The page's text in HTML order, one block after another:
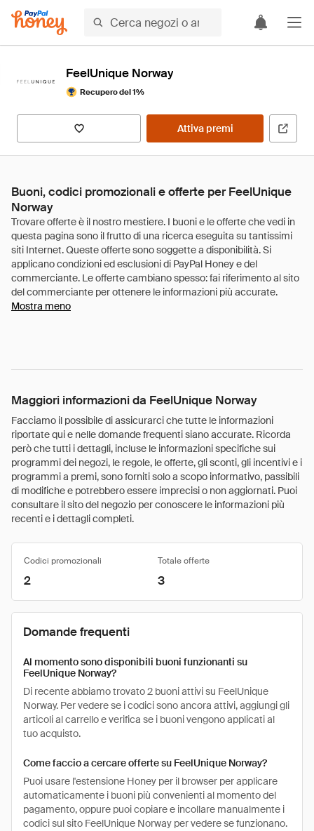
FeelUnique Norway
Recupero del 1%
Attiva premi
Buoni, codici promozionali e offerte per FeelUnique
Norway
Mostra meno
Maggiori informazioni da FeelUnique Norway
Facciamo il possibile di assicurarci che tutte le informazioni
riportate qui e nelle domande frequenti siano accurate. Ricorda
però che tutti i dettagli, incluse le informazioni specifiche sui
programmi dei negozi, le regole, le offerte, gli sconti, gli incentivi e i
programmi a premi, sono forniti solo a scopo informativo, passibili
di modifiche e potrebbero essere imprecisi o non aggiornati. Puoi
consultare il sito del negozio per conoscere le informazioni più
recenti e i dettagli completi.
Codici promozionali Totale offerte
2 3
Domande frequenti
Al momento sono disponibili buoni funzionanti su
FeelUnique Norway?
Di recente abbiamo trovato 2 buoni attivi su FeelUnique
Norway. Per vedere se i codici sono ancora attivi, aggiungi gli
articoli al carrello e verifica se i buoni vengono applicati al
tuo acquisto.
Come faccio a cercare offerte su FeelUnique Norway?
Puoi usare l'estensione Honey per il browser per applicare
automaticamente i buoni più convenienti al momento del
pagamento, oppure puoi copiare e incollare manualmente i
codici sul sito FeelUnique Norway per vedere se funzionano.